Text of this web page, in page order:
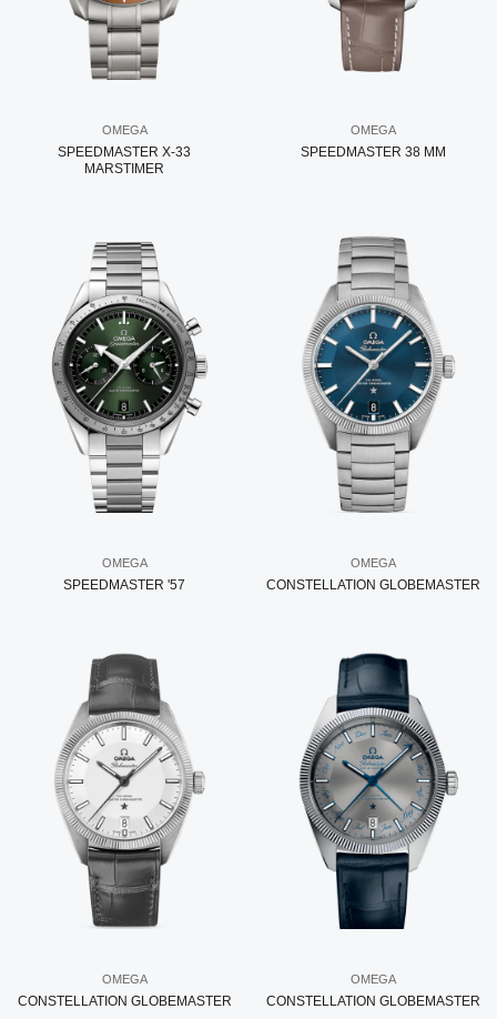
OMEGA
SPEEDMASTER X-33
MARSTIMER
OMEGA
SPEEDMASTER 38 MM
OMEGA
SPEEDMASTER '57
OMEGA
CONSTELLATION GLOBEMASTER
OMEGA
CONSTELLATION GLOBEMASTER
OMEGA
CONSTELLATION GLOBEMASTER